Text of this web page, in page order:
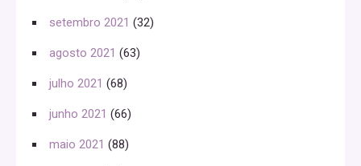
setembro 2021 (32)
agosto 2021 (63)
julho 2021 (68)
junho 2021 (66)
maio 2021 (88)